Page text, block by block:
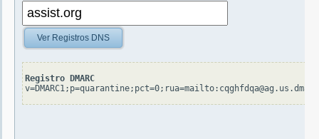
Ver Registros DNS
Registro DMARC